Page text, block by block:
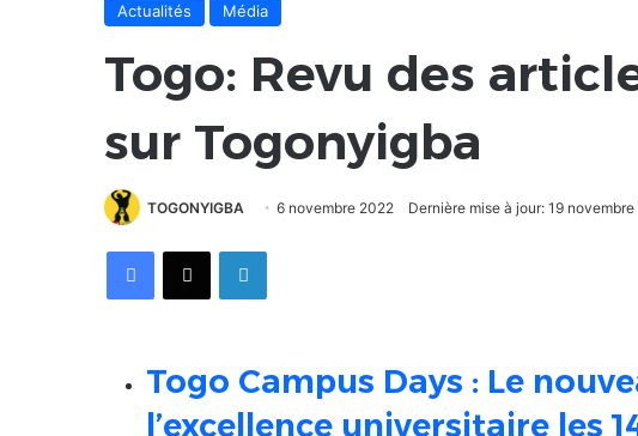
Actualités Média
Togo: Revu des
sur Togonyigba
TOGONYIGBA 6 novembre 2022 Dernière mise à jour: 19
FacebookX Linkedin
Togo Campus Days : Le
l’excellence universitaire les